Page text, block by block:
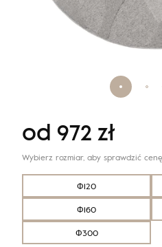
Φ120
Φ160
Φ300
od 972 zł
Wybierz rozmiar, aby sprawdzić